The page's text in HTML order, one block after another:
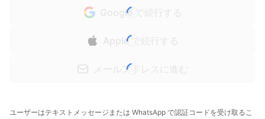
Google で続行する
Apple で続行する
メールアドレスに進む
ユーザーはテキストメッセージまたは WhatsApp で認証コードを受け取るこ